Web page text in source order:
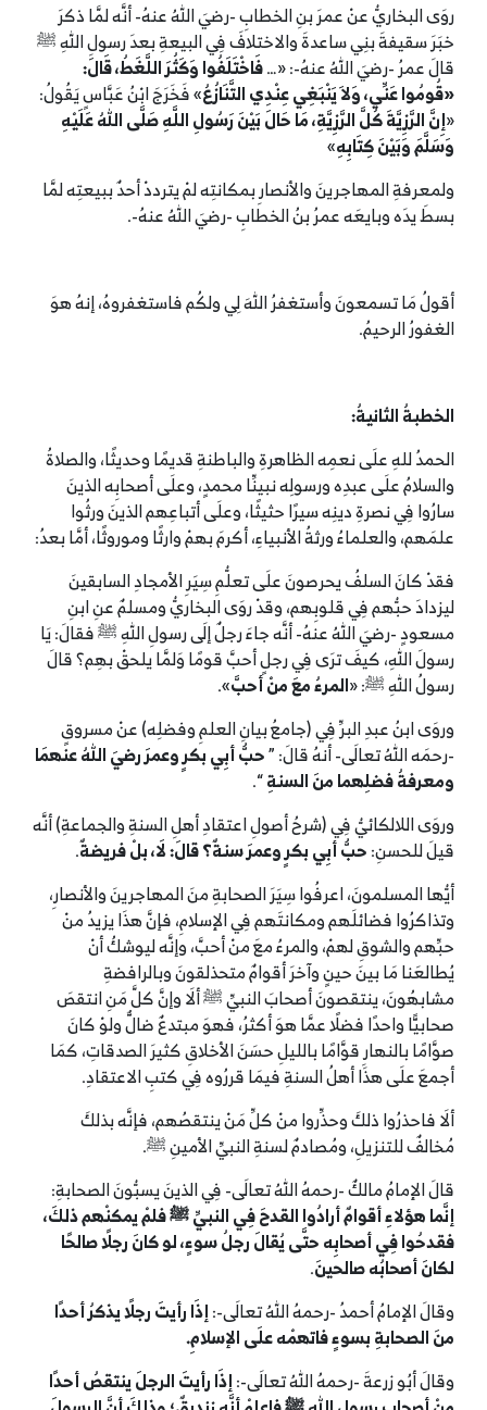
روَى البخاريُّ عنْ عمرَ بنِ الخطابِ -رضيَ اللهُ عنهُ- أنَّه لمَّا ذكرَ
خبَرَ سقيفةَ بنِي ساعدةَ والاختلافَ فِي البيعةِ بعدَ رسولِ اللهِ ﷺ
قالَ عمرُ -رضيَ اللهُ عنهُ-: «…فَاخْتَلَفُوا وَكَثُرَ اللَّغَطُ، قَالَ:
«قُومُوا عَنِّي، وَلاَ يَنْبَغِي عِنْدِي التَّنَازُعُ» فَخَرَجَ ابْنُ عَبَّاسٍ يَقُولُ:
«إِنَّ الرَّزِيَّةَ كُلَّ الرَّزِيَّةِ، مَا حَالَ بَيْنَ رَسُولِ اللَّهِ صَلَّى اللهُ عَلَيْهِ
وَسَلَّمَ وَبَيْنَ كِتَابِهِ»
ولمعرفةِ المهاجرينَ والأنصارِ بمكانتِه لمْ يترددْ أحدٌ ببيعتِه لمَّا
بسطَ يدَه وبايعَه عمرُ بنُ الخطابِ -رضيَ اللهُ عنهُ-.
أقولُ مَا تسمعونَ وأستغفرُ اللهَ لِي ولكُم فاستغفروهُ، إنهُ هوَ
الغفورُ الرحيمُ.
الخطبةُ الثانيةُ:
الحمدُ للهِ علَى نعمِه الظاهرةِ والباطنةِ قديمًا وحديثًا، والصلاةُ
والسلامُ علَى عبدِه ورسولِه نبينِّا محمدٍ، وعلَى أصحابِه الذينَ
سارُوا فِي نصرةِ دينِه سيرًا حثيثًا، وعلَى أتباعِهم الذينَ ورثُوا
علمَهم، والعلماءُ ورثةُ الأنبياءِ، أكرمَ بهمْ وارثًا وموروثًا، أمَّا بعدُ:
فقدْ كانَ السلفُ يحرصونَ علَى تعلُّمِ سِيَرِ الأمجادِ السابقينَ
ليزدادَ حبُّهم فِي قلوبِهم، وقدْ روَى البخاريُّ ومسلمٌ عنِ ابنِ
مسعودٍ -رضيَ اللهُ عنهُ- أنَّه جاءَ رجلٌ إلَى رسولِ اللهِ ﷺ فقالَ: يَا
رسولَ اللهِ، كيفَ ترَى فِي رجلٍ أحبَّ قومًا وَلمَّا يلحقْ بهِم؟ قالَ
رسولُ اللهِ ﷺ: «المرءُ معَ منْ أحبَّ».
وروَى ابنُ عبدِ البرِّ فِي (جامعُ بيانِ العلمِ وفضلِه) عنْ مسروقٍ
-رحمَه اللهُ تعالَى- أنهُ قالَ: ”حبأبِيبكرٍوعمرَرضياللهُعنهمَا
ومعرفةُفضلِهمامنَالسنةِ“.
وروَى اللالكائيُّ فِي (شرحُ أصولِ اعتقادِ أهلِ السنةِ والجماعةِ) أنَّه
قيلَ للحسنِ:حبُّ أبِي بكرٍ وعمرَ سنةٌ؟ قالَ: لَا، بلْ فريضةٌ.
أيُّها المسلمونَ، اعرفُوا سِيَرَ الصحابةِ منَ المهاجرينَ والأنصارِ،
وتذاكرُوا فضائلَهم ومكانتَهم فِي الإسلامِ، فإنَّ هذَا يزيدُ منْ
حبِّهم والشوقِ لهمْ، والمرءُ معَ منْ أحبَّ، وإنَّه ليوشكُ أنْ
يُطالعَنا مَا بينَ حينٍ وآخرَ أقوامٌ متحذلقونَ وبالرافضةِ
مشابهُونَ، ينتقصونَ أصحابَ النبيِّ ﷺ ألَا وإنَّ كلَّ مَنِ انتقصَ
صحابيًّا واحدًا فضلًا عمَّا هوَ أكثرُ، فهوَ مبتدعٌ ضالٌّ ولوْ كانَ
صوَّامًا بالنهارِ قوَّامًا بالليلِ حسَنَ الأخلاقِ كثيرَ الصدقاتِ، كمَا
أجمعَ علَى هذَا أهلُ السنةِ فيمَا قررُوه فِي كتبِ الاعتقادِ.
ألَا فاحذرُوا ذلكَ وحذِّروا منْ كلِّ مَنْ ينتقصُهم، فإنَّه بذلكَ
مُخالفٌ للتنزيلِ، ومُصادمٌ لسنةِ النبيِّ الأمينِ ﷺ.
قالَ الإمامُ مالكٌ -رحمهُ اللهُ تعالَى- فِي الذينَ يسبُّونَ الصحابةِ:
إنَّما هؤلاءِ أقوامٌ أرادُوا القدحَ فِي النبيِّ ﷺ فلمْ يمكنْهم ذلكَ،
فقدحُوا فِي أصحابِه حتَّى يُقالَ رجلُ سوءٍ، لو كانَ رجلًا صالحًا
لكانَ أصحابُه صالحينَ.
وقالَ الإمامُ أحمدُ -رحمهُ اللهُ تعالَى-:إذَا رأيتَ رجلًا يذكرُ أحدًا
منَ الصحابةِ بسوءٍ فاتهمْه علَى الإسلامِ.
وقالَ أبُو زرعةَ -رحمهُ اللهُ تعالَى-:إذَا رأيتَ الرجلَ ينتقصُ أحدًا